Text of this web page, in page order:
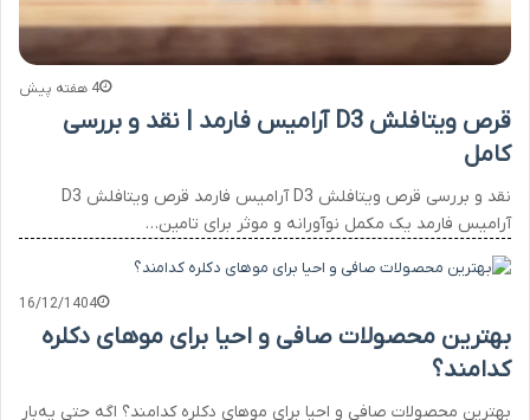
4 هفته پیش
قرص ویتافلش D3 آرامیس فارمد | نقد و بررسی
کامل
نقد و بررسی قرص ویتافلش D3 آرامیس فارمد قرص ویتافلش D3
آرامیس فارمد یک مکمل نوآورانه و موثر برای تامین…
16/12/1404
بهترین محصولات صافی و احیا برای موهای دکلره‌
کدامند؟
بهترین محصولات صافی و احیا برای موهای دکلره‌ کدامند؟ اگه حتی یه‌بار